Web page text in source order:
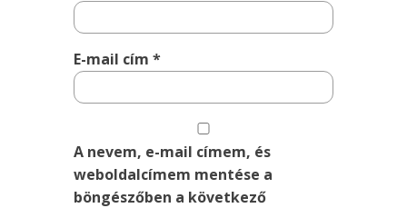
E-mail cím*
A nevem, e-mail címem, és
weboldalcímem mentése a
böngészőben a következő